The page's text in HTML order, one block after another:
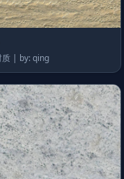
分类：材质 | by: qing